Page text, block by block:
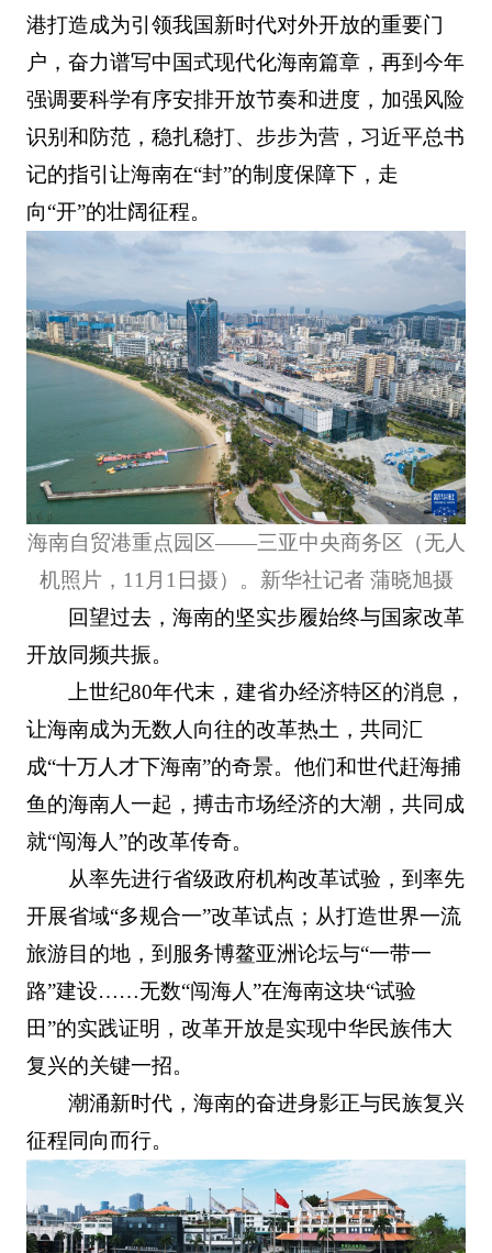
港打造成为引领我国新时代对外开放的重要门
户，奋力谱写中国式现代化海南篇章，再到今年
强调要科学有序安排开放节奏和进度，加强风险
识别和防范，稳扎稳打、步步为营，习近平总书
记的指引让海南在“封”的制度保障下，走
向“开”的壮阔征程。
海南自贸港重点园区——三亚中央商务区（无人
机照片，11月1日摄）。新华社记者 蒲晓旭摄
回望过去，海南的坚实步履始终与国家改革
开放同频共振。
上世纪80年代末，建省办经济特区的消息，
让海南成为无数人向往的改革热土，共同汇
成“十万人才下海南”的奇景。他们和世代赶海捕
鱼的海南人一起，搏击市场经济的大潮，共同成
就“闯海人”的改革传奇。
从率先进行省级政府机构改革试验，到率先
开展省域“多规合一”改革试点；从打造世界一流
旅游目的地，到服务博鳌亚洲论坛与“一带一
路”建设……无数“闯海人”在海南这块“试验
田”的实践证明，改革开放是实现中华民族伟大
复兴的关键一招。
潮涌新时代，海南的奋进身影正与民族复兴
征程同向而行。